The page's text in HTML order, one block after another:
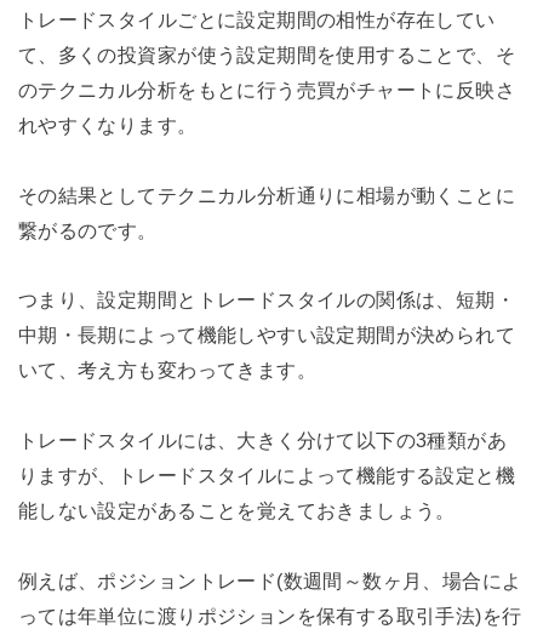
トレードスタイルごとに設定期間の相性が存在してい
て、多くの投資家が使う設定期間を使用することで、そ
のテクニカル分析をもとに行う売買がチャートに反映さ
れやすくなります。
その結果としてテクニカル分析通りに相場が動くことに
繋がるのです。
つまり、設定期間とトレードスタイルの関係は、短期・
中期・長期によって機能しやすい設定期間が決められて
いて、考え方も変わってきます。
トレードスタイルには、大きく分けて以下の3種類があ
りますが、トレードスタイルによって機能する設定と機
能しない設定があることを覚えておきましょう。
例えば、ポジショントレード(数週間～数ヶ月、場合によ
っては年単位に渡りポジションを保有する取引手法)を行